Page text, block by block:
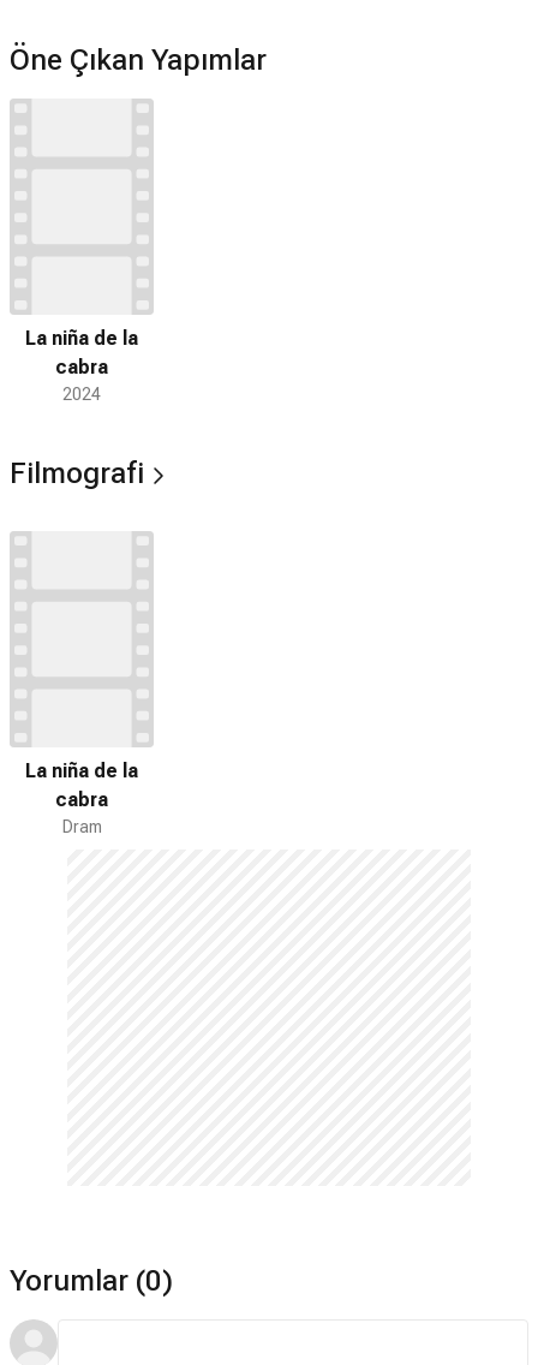
Öne Çıkan Yapımlar
La niña de la
cabra
2024
Filmografi
La niña de la
cabra
Dram
Yorumlar (0)